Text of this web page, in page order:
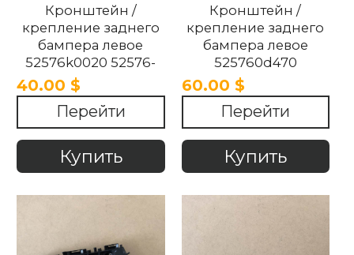
Кронштейн /
крепление заднего
бампера левое
52576k0020 52576-
k0020 TOYOTA YARIS
2021-2024.
40.00 $
Перейти
Купить
Кронштейн /
крепление заднего
бампера левое
525760d470
525760d470 TOYOTA
YARIS 2021-2024
60.00 $
Перейти
Купить